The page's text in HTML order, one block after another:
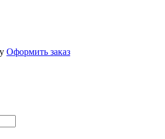
Оформить заказ